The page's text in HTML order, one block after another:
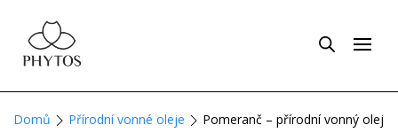
Domů Přírodní vonné oleje Pomeranč – přírodní vonný olej